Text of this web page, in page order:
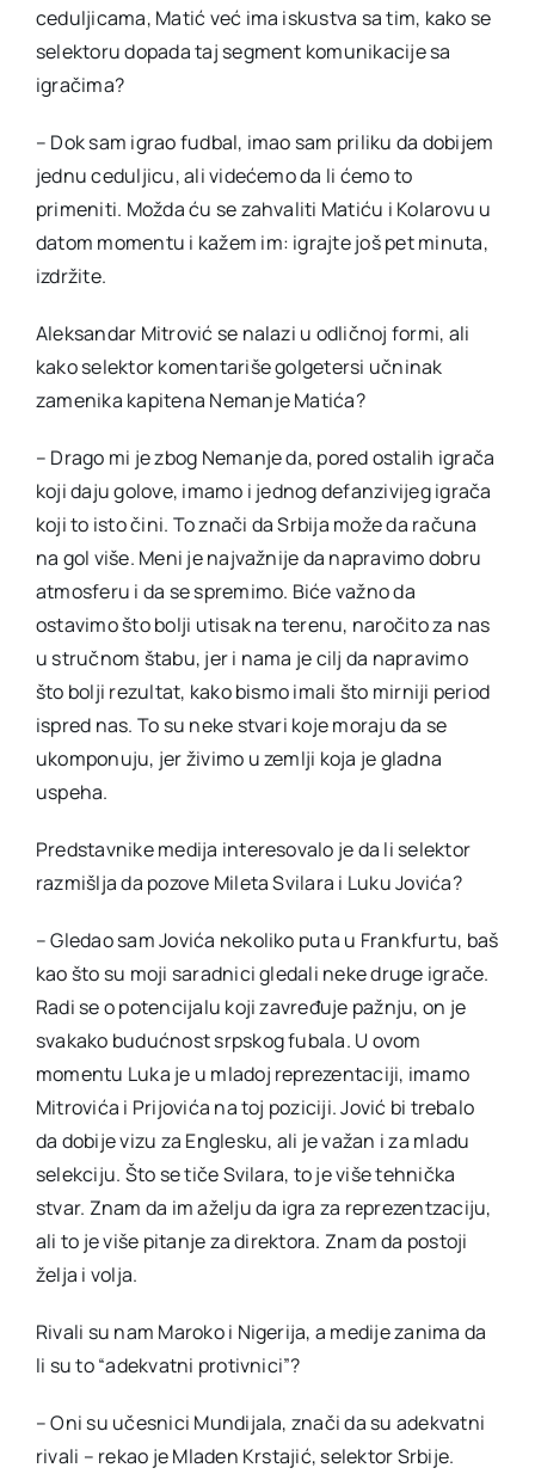
ceduljicama, Matić već ima iskustva sa tim, kako se
selektoru dopada taj segment komunikacije sa
igračima?
– Dok sam igrao fudbal, imao sam priliku da dobijem
jednu ceduljicu, ali videćemo da li ćemo to
primeniti. Možda ću se zahvaliti Matiću i Kolarovu u
datom momentu i kažem im: igrajte još pet minuta,
izdržite.
Aleksandar Mitrović se nalazi u odličnoj formi, ali
kako selektor komentariše golgetersi učninak
zamenika kapitena Nemanje Matića?
– Drago mi je zbog Nemanje da, pored ostalih igrača
koji daju golove, imamo i jednog defanzivijeg igrača
koji to isto čini. To znači da Srbija može da računa
na gol više. Meni je najvažnije da napravimo dobru
atmosferu i da se spremimo. Biće važno da
ostavimo što bolji utisak na terenu, naročito za nas
u stručnom štabu, jer i nama je cilj da napravimo
što bolji rezultat, kako bismo imali što mirniji period
ispred nas. To su neke stvari koje moraju da se
ukomponuju, jer živimo u zemlji koja je gladna
uspeha.
Predstavnike medija interesovalo je da li selektor
razmišlja da pozove Mileta Svilara i Luku Jovića?
– Gledao sam Jovića nekoliko puta u Frankfurtu, baš
kao što su moji saradnici gledali neke druge igrače.
Radi se o potencijalu koji zavređuje pažnju, on je
svakako budućnost srpskog fubala. U ovom
momentu Luka je u mladoj reprezentaciji, imamo
Mitrovića i Prijovića na toj poziciji. Jović bi trebalo
da dobije vizu za Englesku, ali je važan i za mladu
selekciju. Što se tiče Svilara, to je više tehnička
stvar. Znam da im aželju da igra za reprezentzaciju,
ali to je više pitanje za direktora. Znam da postoji
želja i volja.
Rivali su nam Maroko i Nigerija, a medije zanima da
li su to “adekvatni protivnici”?
– Oni su učesnici Mundijala, znači da su adekvatni
rivali – rekao je Mladen Krstajić, selektor Srbije.